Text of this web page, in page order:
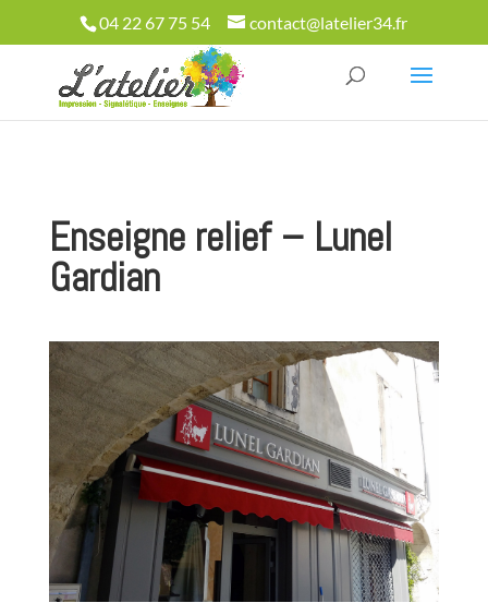
04 22 67 75 54 contact@latelier34.fr
Enseigne relief – Lunel
Gardian